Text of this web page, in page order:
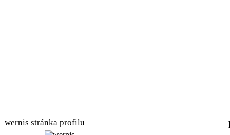
wernis stránka profilu